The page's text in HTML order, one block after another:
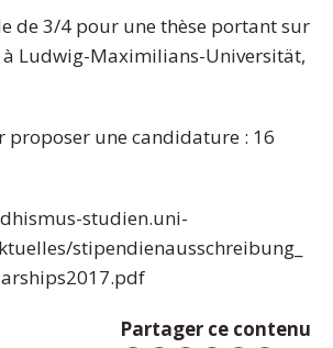
de 3/4 pour une thèse portant sur
Ludwig-Maximilians-Universität,
proposer une candidature : 16
studien.uni-
stipendienausschreibung_
Partager ce contenu